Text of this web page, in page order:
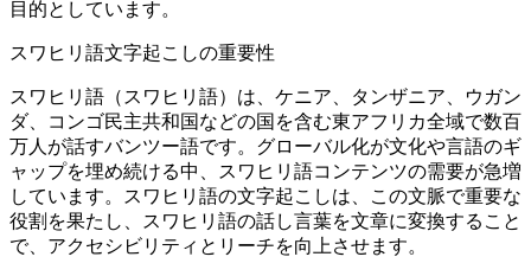
目的としています。
スワヒリ語文字起こしの重要性
スワヒリ語（スワヒリ語）は、ケニア、タンザニア、ウガン
ダ、コンゴ民主共和国などの国を含む東アフリカ全域で数百
万人が話すバンツー語です。グローバル化が文化や言語のギ
ャップを埋め続ける中、スワヒリ語コンテンツの需要が急増
しています。スワヒリ語の文字起こしは、この文脈で重要な
役割を果たし、スワヒリ語の話し言葉を文章に変換すること
で、アクセシビリティとリーチを向上させます。